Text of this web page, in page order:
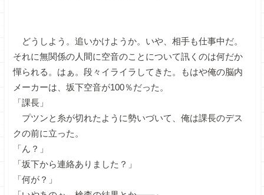
どうしよう。追いかけようか。いや、相手も仕事中だ。
それに無関係の人間に空音のことについて訊くのは何だか
憚られる。はぁ。段々イライラしてきた。もはや俺の脳内
メーカーは、坂下空音が100％だった。
「課長」
プツンと糸が切れたように勢いづいて、俺は課長のデス
クの前に立った。
「ん？」
「坂下から連絡ありました？」
「何が？」